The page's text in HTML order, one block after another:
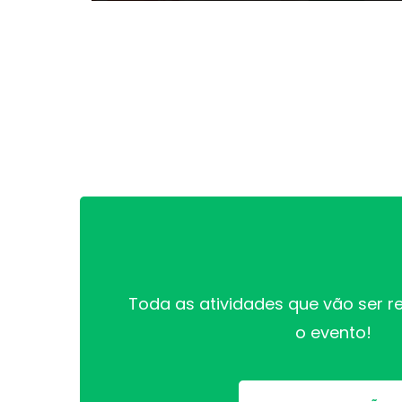
Toda as atividades que vão ser
o evento!